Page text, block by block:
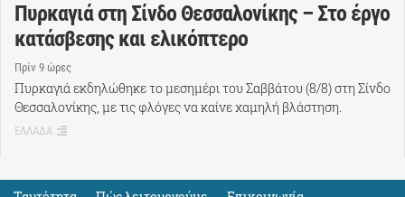
Πυρκαγιά στη Σίνδο Θεσσαλονίκης – Στο έργο
κατάσβεσης και ελικόπτερο
Πρίν 9 ώρες
Πυρκαγιά εκδηλώθηκε το μεσημέρι του Σαββάτου (8/8) στη Σίνδο
Θεσσαλονίκης, με τις φλόγες να καίνε χαμηλή βλάστηση.
ΕΛΛΑΔΑ